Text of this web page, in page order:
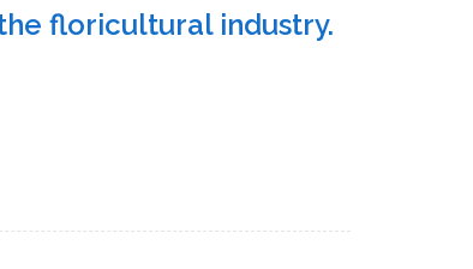
floricultural industry.